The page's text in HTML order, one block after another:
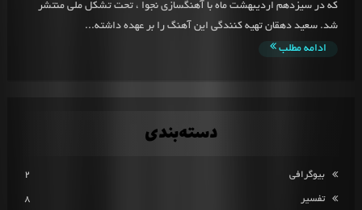
که در سیزدهم اردیبهشت ماه با آهنگسازی نجوا ، تحت تشکل ملّی منتشر
شد. سعید دهقان تهیه کنندگی این آهنگ را بر عهده داشته...
ادامه مطلب
دسته‌بندی
بیوگرافی 2
تفسیر 8